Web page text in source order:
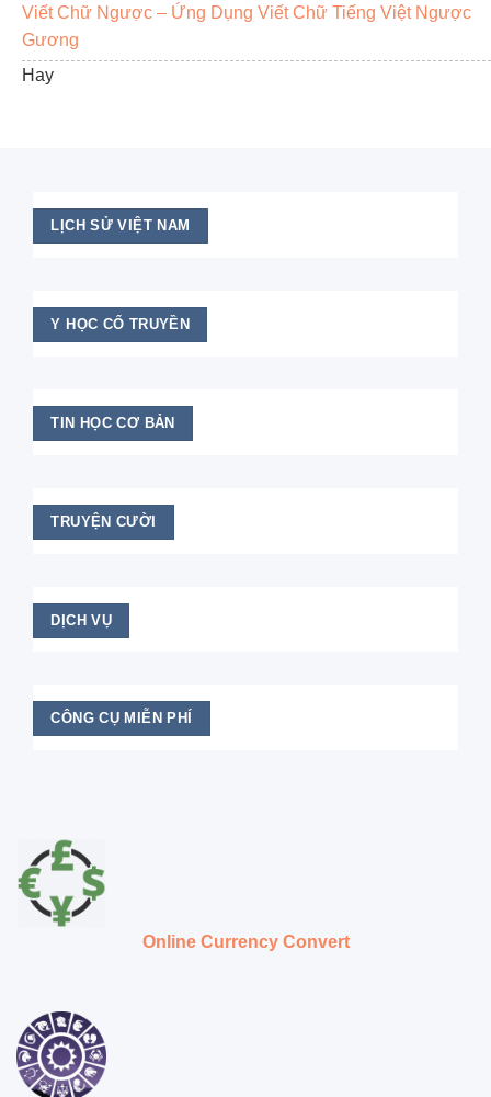
Viết Chữ Ngược – Ứng Dụng Viết Chữ Tiếng Việt Ngược
Gương
Hay
LỊCH SỬ VIỆT NAM
Y HỌC CỔ TRUYỀN
TIN HỌC CƠ BẢN
TRUYỆN CƯỜI
DỊCH VỤ
CÔNG CỤ MIỄN PHÍ
Online Currency Convert